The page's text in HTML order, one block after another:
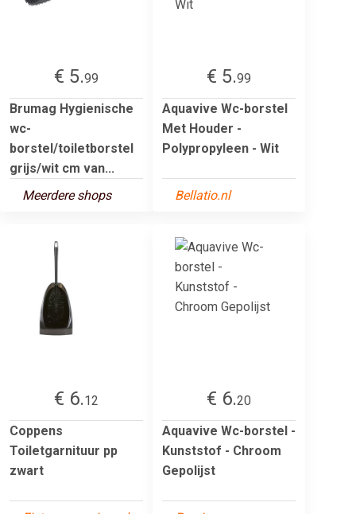
€ 5.99
Brumag Hygienische
wc-
borstel/toiletborstel
grijs/wit cm van...
Meerdere shops
€ 5.99
Aquavive Wc-borstel
Met Houder -
Polypropyleen - Wit
Bellatio.nl
€ 6.12
Coppens
Toiletgarnituur pp
zwart
€ 6.20
Aquavive Wc-borstel -
Kunststof - Chroom
Gepolijst